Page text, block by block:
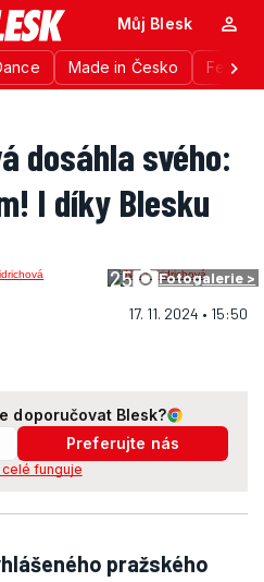
Made in Česko
Můj Blesk
dosáhla svého:
I díky Blesku
25
Fotogalerie >
17. 11. 2024 • 15:50
doporučovat Blesk?
Preferujte nás
funguje
pražského